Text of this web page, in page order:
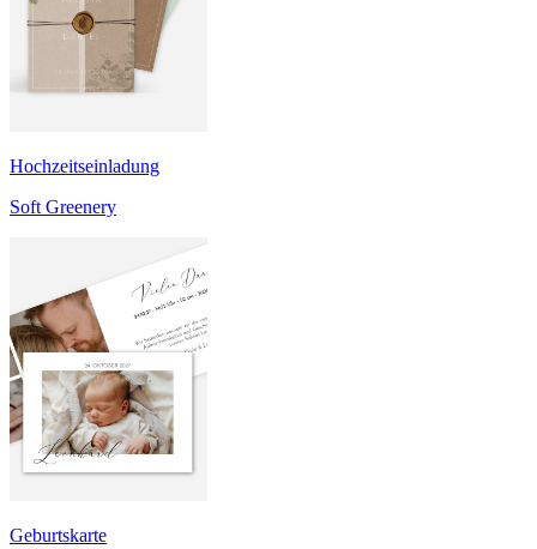
Hochzeitseinladung
Soft Greenery
Geburtskarte